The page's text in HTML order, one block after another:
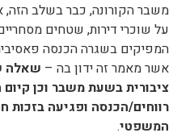
משבר הקורונה, כבר בשלב הזה,
על שוכרי דירות, שטחים
המפיקים בשגרה הכנסה
אשר מאמר זה ידון בה – שאלה
ציבורית בשעת משבר וכן
רווחים/הכנסה ופגיעה בזכות
המשפטי.